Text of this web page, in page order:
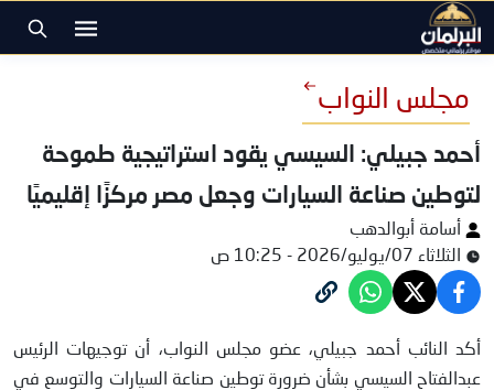
مجلس النواب
أحمد جبيلي: السيسي يقود استراتيجية طموحة
لتوطين صناعة السيارات وجعل مصر مركزًا إقليميًا
أسامة أبوالدهب
الثلاثاء 07/يوليو/2026 - 10:25 ص
النائب أحمد جبيلي
أكد النائب أحمد جبيلي، عضو مجلس النواب، أن توجيهات الرئيس
عبدالفتاح السيسي بشأن ضرورة توطين صناعة السيارات والتوسع في